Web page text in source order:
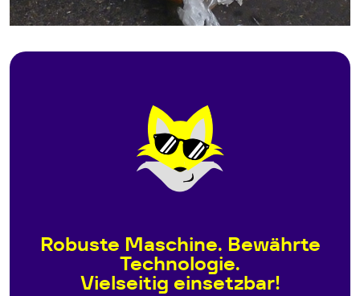
Robuste Maschine. Bewährte
Technologie.
Vielseitig einsetzbar!